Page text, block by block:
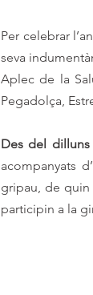
Per celebrar
seva
Aplec de la
Pegadolça,
Des del
acompanyats
gripau, de quin
participin a la